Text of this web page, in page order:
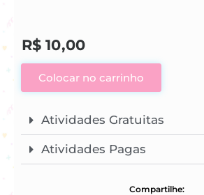
R$ 10,00
Colocar no carrinho
Atividades Gratuitas
Atividades Pagas
Compartilhe: